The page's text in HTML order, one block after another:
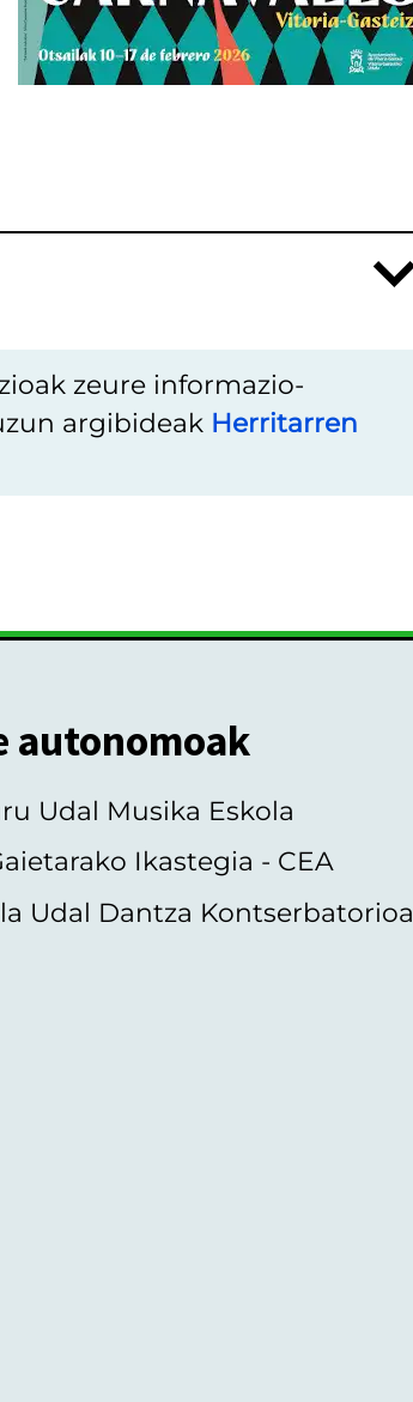
zeure informazio-
argibideak Herritarren
autonomoak
Udal Musika Eskola
Ikastegia - CEA
Udal Dantza Kontserbatorioa